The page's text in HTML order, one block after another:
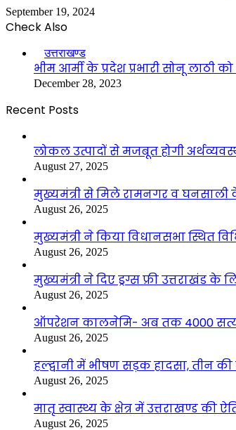
September 19, 2024
Check Also
उत्तराखण्ड
भीम आर्मी के प्रदेश प्रभारी सोनू लाठी
December 28, 2023
Recent Posts
लोकल उत्पादों से मजबूत होगी
August 27, 2025
मुख्यमंत्री से मिले रामनगर व घनसाली
August 26, 2025
मुख्यमंत्री ने किया विधानसभा स्थित
August 26, 2025
मुख्यमंत्री ने दिए ड्रग्स फ्री उत्तराखंड
August 26, 2025
ऑपरेशन कालनेमि- अब तक 4000
August 26, 2025
हल्द्वानी में भीषण सड़क हादसा, तीन
August 26, 2025
मातृ स्वास्थ्य के क्षेत्र में उत्तराखण्ड की
August 26, 2025